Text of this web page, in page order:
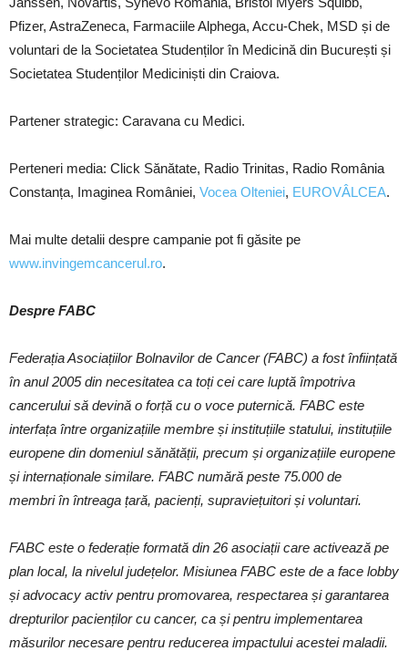
Pfizer, AstraZeneca, Farmaciile Alphega, Accu-Chek, MSD și de
voluntari de la Societatea Studenților în Medicină din București și
Societatea Studenților Mediciniști din Craiova.
Partener strategic: Caravana cu Medici.
Perteneri media: Click Sănătate, Radio Trinitas, Radio România
Constanța, Imaginea României, Vocea Olteniei, EUROVÂLCEA.
Mai multe detalii despre campanie pot fi găsite pe
www.invingemcancerul.ro.
Despre FABC
Federația Asociațiilor Bolnavilor de Cancer (FABC) a fost înființată
în anul 2005 din necesitatea ca toți cei care luptă împotriva
cancerului să devină o forță cu o voce puternică. FABC este
interfața între organizațiile membre și instituțiile statului, instituțiile
europene din domeniul sănătății, precum și organizațiile europene
și internaționale similare. FABC numără peste 75.000 de
membri în întreaga țară, pacienți, supraviețuitori și voluntari.
FABC este o federație formată din 26 asociații care activează pe
plan local, la nivelul județelor. Misiunea FABC este de a face lobby
și advocacy activ pentru promovarea, respectarea și garantarea
drepturilor pacienților cu cancer, ca și pentru implementarea
măsurilor necesare pentru reducerea impactului acestei maladii.